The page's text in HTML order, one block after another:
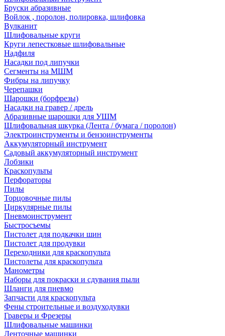
Бруски абразивные
Войлок , поролон, полировка, шлифовка
Вулканит
Шлифовальные круги
Круги лепестковые шлифовальные
Надфиля
Насадки под липучки
Сегменты на МШМ
Фибры на липучку
Черепашки
Шарошки (борфрезы)
Насадки на гравер / дрель
Абразивные шарошки для УШМ
Шлифовальная шкурка (Лента / бумага / поролон)
Электроинструменты и бензоинструменты
Аккумуляторный инструмент
Садовый аккумуляторный инструмент
Лобзики
Краскопульты
Перфораторы
Пилы
Торцовочные пилы
Циркулярные пилы
Пневмоинструмент
Быстросъемы
Пистолет для подкачки шин
Пистолет для продувки
Переходники для краскопульта
Пистолеты для краскопульта
Манометры
Наборы для покраски и сдувания пыли
Шланги для пневмо
Запчасти для краскопульта
Фены строительные и воздуходувки
Граверы и Фрезеры
Шлифовальные машинки
Ленточные машинки